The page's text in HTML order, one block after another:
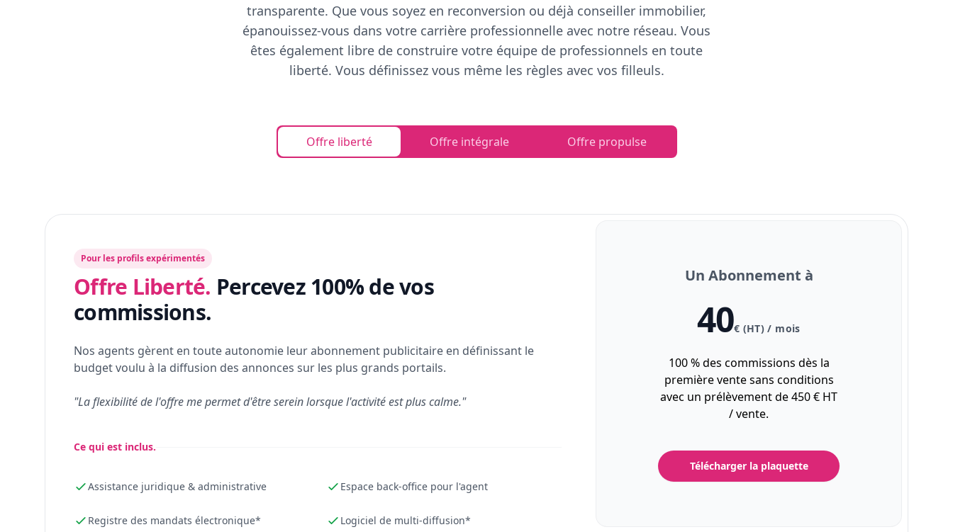
transparente. Que vous soyez en reconversion ou déjà conseiller immobilier,
épanouissez-vous dans votre carrière professionnelle avec notre réseau. Vous
êtes également libre de construire votre équipe de professionnels en toute
liberté. Vous définissez vous même les règles avec vos filleuls.
Offre liberté Offre intégrale Offre propulse
Pour les profils expérimentés
Offre Liberté. Percevez 100% de vos
commissions.
Nos agents gèrent en toute autonomie leur abonnement publicitaire en définissant le
budget voulu à la diffusion des annonces sur les plus grands portails.
"La flexibilité de l'offre me permet d'être serein lorsque l'activité est plus calme."
Ce qui est inclus.
Assistance juridique & administrative Espace back-office pour l'agent
Registre des mandats électronique* Logiciel de multi-diffusion*
Un Abonnement à
40€ (HT) / mois
100 % des commissions dès la
première vente sans conditions
avec un prélèvement de 450 € HT
/ vente.
Télécharger la plaquette